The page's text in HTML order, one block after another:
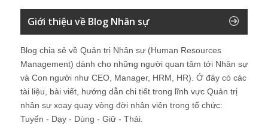
Giới thiệu về Blog Nhân sự
Blog chia sẻ về Quản trị Nhân sự (Human Resources
Management) dành cho những người quan tâm tới Nhân sự
và Con người như CEO, Manager, HRM, HR). Ở đây có các
tài liệu, bài viết, hướng dẫn chi tiết trong lĩnh vực Quản trị
nhân sự xoay quay vòng đời nhân viên trong tổ chức:
Tuyển - Dạy - Dùng - Giữ - Thải.